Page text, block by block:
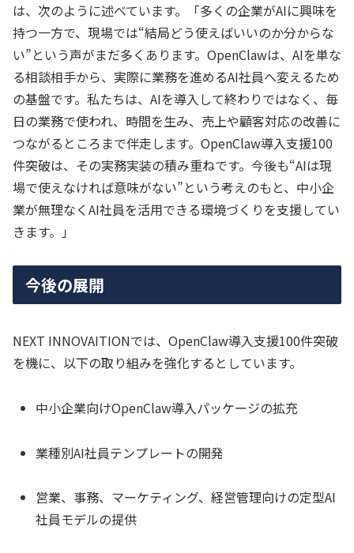
は、次のように述べています。「多くの企業がAIに興味を
持つ一方で、現場では“結局どう使えばいいのか分からな
い”という声がまだ多くあります。OpenClawは、AIを単な
る相談相手から、実際に業務を進めるAI社員へ変えるため
の基盤です。私たちは、AIを導入して終わりではなく、毎
日の業務で使われ、時間を生み、売上や顧客対応の改善に
つながるところまで伴走します。OpenClaw導入支援100
件突破は、その実務実装の積み重ねです。今後も“AIは現
場で使えなければ意味がない”という考えのもと、中小企
業が無理なくAI社員を活用できる環境づくりを支援してい
きます。」
今後の展開
NEXT INNOVAITIONでは、OpenClaw導入支援100件突破
を機に、以下の取り組みを強化するとしています。
中小企業向けOpenClaw導入パッケージの拡充
業種別AI社員テンプレートの開発
営業、事務、マーケティング、経営管理向けの定型AI
社員モデルの提供